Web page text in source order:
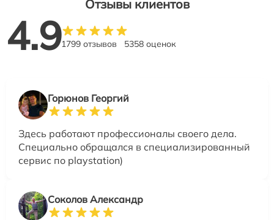
Отзывы клиентов
4.91799 отзывов 5358 оценок
Горюнов Георгий
Здесь работают профессионалы своего дела.
Специально обращался в специализированный
сервис по playstation)
Соколов Александр